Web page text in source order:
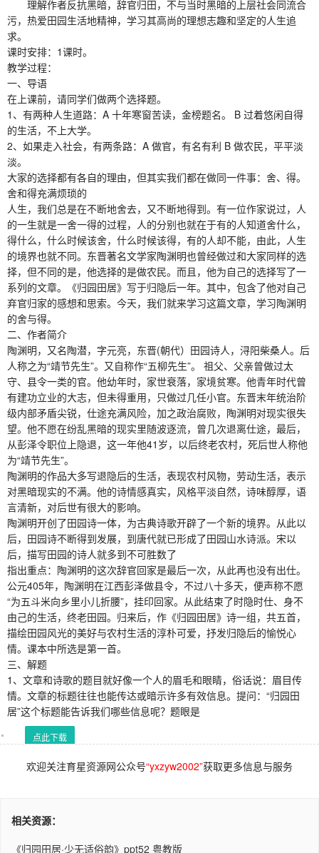
理解作者反抗黑暗，辞官归田，不与当时黑暗的上层社会同流合
污，热爱田园生活地精神，学习其高尚的理想志趣和坚定的人生追
求。
课时安排：1课时。
教学过程：
一、导语
在上课前，请同学们做两个选择题。
1、有两种人生道路：A 十年寒窗苦读，金榜题名。 B 过着悠闲自得
的生活，不上大学。
2、如果走入社会，有两条路：A 做官，有名有利 B 做农民，平平淡
淡。
大家的选择都有各自的理由，但其实我们都在做同一件事：舍、得。
舍和得充满烦琐的
人生，我们总是在不断地舍去，又不断地得到。有一位作家说过，人
的一生就是一舍一得的过程，人的分别也就在于有的人知道舍什么，
得什么，什么时候该舍，什么时候该得，有的人却不能，由此，人生
的境界也就不同。东晋著名文学家陶渊明也曾经做过和大家同样的选
择，但不同的是，他选择的是做农民。而且，他为自己的选择写了一
系列的文章。《归园田居》写于归隐后一年。其中，包含了他对自己
弃官归家的感想和思索。今天，我们就来学习这篇文章，学习陶渊明
的舍与得。
二、作者简介
陶渊明，又名陶潜，字元亮，东晋(朝代）田园诗人，浔阳柴桑人。后
人称之为“靖节先生”。又自称作“五柳先生”。 祖父、父亲曾做过太
守、县令一类的官。他幼年时，家世衰落，家境贫寒。他青年时代曾
有建功立业的大志，但未得重用，只做过几任小官。东晋末年统治阶
级内部矛盾尖锐，仕途充满风险，加之政治腐败，陶渊明对现实很失
望。他不愿在纷乱黑暗的现实里随波逐流，曾几次退离仕途，最后，
从彭泽令职位上隐退，这一年他41岁，以后终老农村，死后世人称他
为“靖节先生”。
陶渊明的作品大多写退隐后的生活，表现农村风物，劳动生活，表示
对黑暗现实的不满。他的诗情感真实，风格平淡自然，诗味醇厚，语
言清新，对后世有很大的影响。
陶渊明开创了田园诗一体，为古典诗歌开辟了一个新的境界。从此以
后，田园诗不断得到发展，到唐代就已形成了田园山水诗派。宋以
后，描写田园的诗人就多到不可胜数了
指出重点：陶渊明的这次辞官回家是最后一次，从此再也没有出仕。
公元405年，陶渊明在江西彭泽做县令，不过八十多天，便声称不愿
“为五斗米向乡里小儿折腰”，挂印回家。从此结束了时隐时仕、身不
由己的生活，终老田园。归来后，作《归园田居》诗一组，共五首，
描绘田园风光的美好与农村生活的淳朴可爱，抒发归隐后的愉悦心
情。课本中所选是第一首。
三、解题
1、文章和诗歌的题目就好像一个人的眉毛和眼睛，俗话说：眉目传
情。文章的标题往往也能传达或暗示许多有效信息。提问：“归园田
居”这个标题能告诉我们哪些信息呢？题眼是
点此下载
欢迎关注育星资源网公众号“yxzyw2002”获取更多信息与服务
相关资源：
《归园田居·少无适俗韵》ppt52 粤教版